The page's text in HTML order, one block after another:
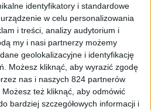
identyfikatory i standardowe
w celu personalizowania
i treści, analizy audytorium i
my i nasi partnerzy możemy
geolokalizacyjne i identyfikację
Możesz kliknąć, aby wyrazić zgodę
nas i naszych 824 partnerów
też kliknąć, aby odmówić
bardziej szczegółowych informacji i